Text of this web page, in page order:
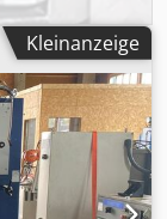
Kleinanzeige